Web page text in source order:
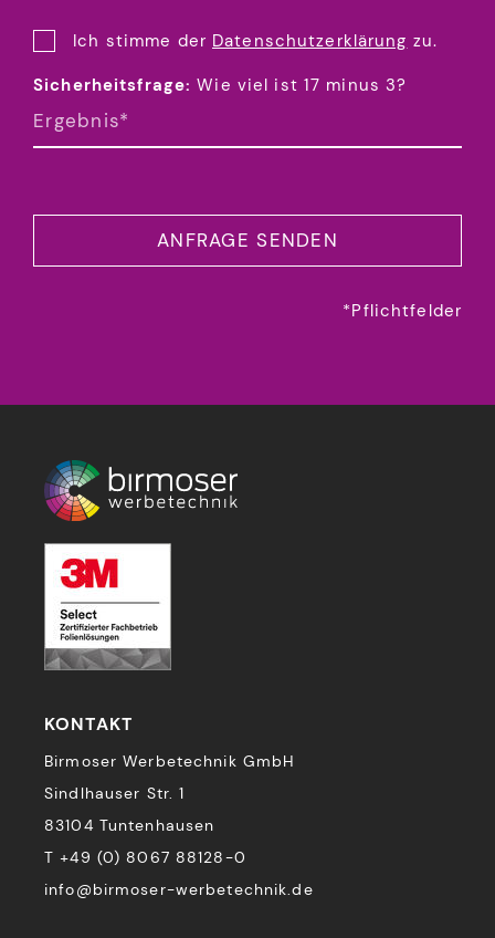
Ich stimme der Datenschutzerklärung zu.
Sicherheitsfrage: Wie viel ist 17 minus 3?
*Pflichtfelder
KONTAKT
Birmoser Werbetechnik GmbH
Sindlhauser Str. 1
83104 Tuntenhausen
T +49 (0) 8067 88128-0
info@birmoser-werbetechnik.de